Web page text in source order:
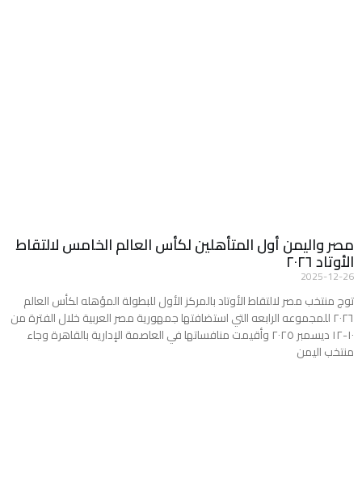
مصر واليمن أول المتأهلين لكأس العالم الخامس لالتقاط
الأوتاد ٢٠٢٦
2025-12-26
توج منتخب مصر لالتقاط الأوتاد بالمركز الأول للبطولة المؤهله لكأس العالم
٢٠٢٦ للمجموعه الرابعه التي استضافتها جمهورية مصر العربية خلال الفترة من
١٠-١٢ ديسمبر ٢٠٢٥ وأقيمت منافساتها في العاصمة الإدارية بالقاهرة وجاء
منتخب اليمن